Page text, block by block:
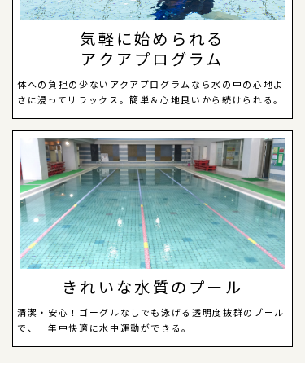
気軽に始められる
アクアプログラム
体への負担の少ないアクアプログラムなら水の中の心地よ
さに浸ってリラックス。簡単＆心地良いから続けられる。
きれいな水質のプール
清潔・安心！ゴーグルなしでも泳げる透明度抜群のプール
で、一年中快適に水中運動ができる。